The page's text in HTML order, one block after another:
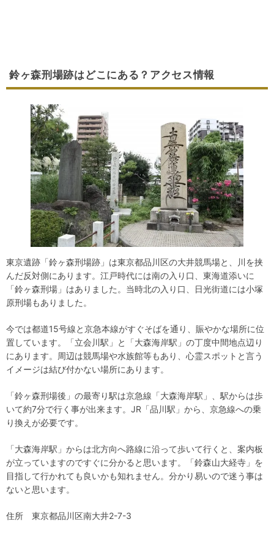
鈴ヶ森刑場跡はどこにある？アクセス情報
東京遺跡「鈴ヶ森刑場跡」は東京都品川区の大井競馬場と、川を挟
んだ反対側にあります。江戸時代には南の入り口、東海道添いに
「鈴ヶ森刑場」はありました。当時北の入り口、日光街道には小塚
原刑場もありました。
今では都道15号線と京急本線がすぐそばを通り、賑やかな場所に位
置しています。「立会川駅」と「大森海岸駅」の丁度中間地点辺り
にあります。周辺は競馬場や水族館等もあり、心霊スポットと言う
イメージは結び付かない場所にあります。
「鈴ヶ森刑場後」の最寄り駅は京急線「大森海岸駅」、駅からは歩
いて約7分で行く事が出来ます。JR「品川駅」から、京急線への乗
り換えが必要です。
「大森海岸駅」からは北方向へ路線に沿って歩いて行くと、案内板
が立っていますのですぐに分かると思います。「鈴森山大経寺」を
目指して行かれても良いかも知れません。分かり易いので迷う事は
ないと思います。
住所 東京都品川区南大井2-7-3